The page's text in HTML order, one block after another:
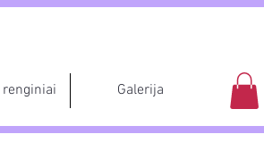
renginiai Galerija